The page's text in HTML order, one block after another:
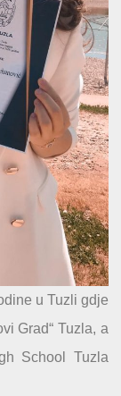
u Tuzli gdje
Grad“ Tuzla, a
School Tuzla